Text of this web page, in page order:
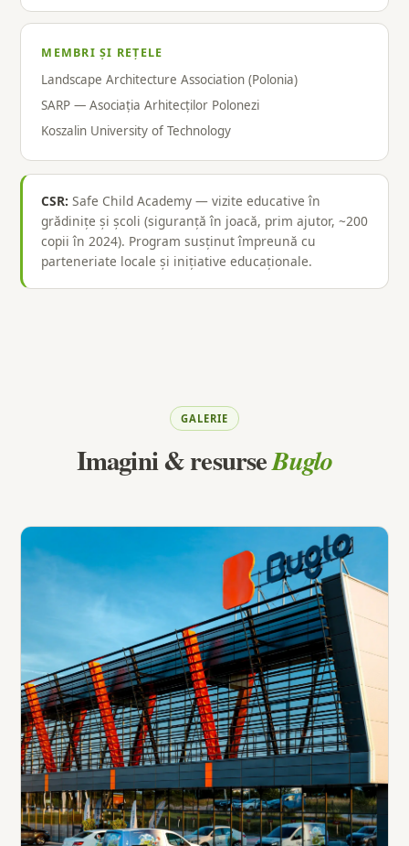
MEMBRI ȘI REȚELE
Landscape Architecture Association (Polonia)
SARP — Asociația Arhitecților Polonezi
Koszalin University of Technology
CSR: Safe Child Academy — vizite educative în
grădinițe și școli (siguranță în joacă, prim ajutor, ~200
copii în 2024). Program susținut împreună cu
parteneriate locale și inițiative educaționale.
GALERIE
Imagini & resurseBuglo